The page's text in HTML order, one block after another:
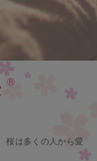
桜は多くの人から愛